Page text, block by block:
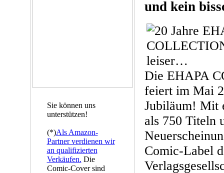
Sie können uns
unterstützen!
(*)Als Amazon-
Partner verdienen wir
an qualifizierten
Verkäufen. Die
Comic-Cover sind
und kein
Die EHAPA
feiert im Mai
Jubiläum! Mit
als 750 Titeln
Comic-Label